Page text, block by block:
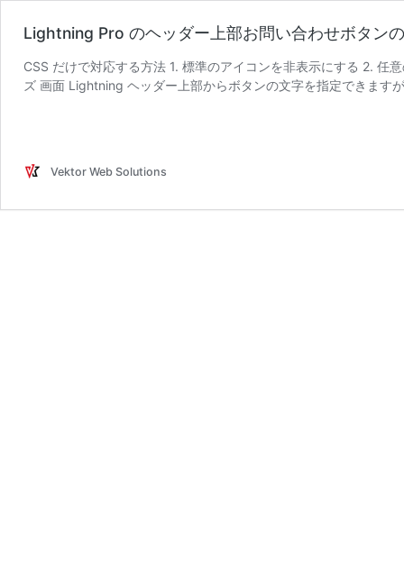
Lightning Pro のヘッダー上部お問い合わせボタン
CSS だけで対応する方法 1. 標準のアイコンを非表示にする 2. 任
Vektor Web Solutions